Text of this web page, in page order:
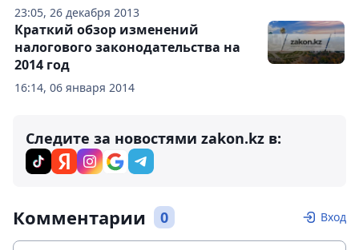
23:05, 26 декабря 2013
16:14, 06 января 2014
Краткий обзор изменений
налогового законодательства на
2014 год
Следите за новостями zakon.kz в:
Комментарии 0 Вход